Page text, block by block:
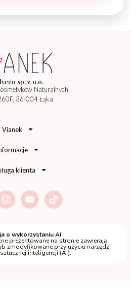
sp. z o.o.
Naturalnych
36-004 Łąka
Vianek
klienta
o wykorzystaniu AI
prezentowane na stronie zawierają
zmodyfikowane przy użyciu narzędzi
inteligencji (AI).